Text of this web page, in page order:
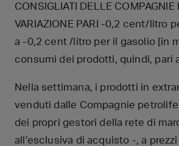
CONSIGLIATI DELLE
VARIAZIONE PARI -0,2 cent/litro
a -0,2 cent /litro per il gasolio [in
consumi dei prodotti, quindi, pari
Nella settimana, i prodotti in
venduti dalle Compagnie
dei propri gestori della rete di
all’esclusiva di acquisto -, a